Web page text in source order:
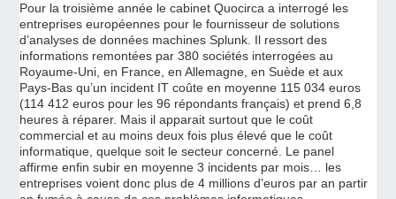
Pour la troisième année le cabinet Quocirca a interrogé les
entreprises européennes pour le fournisseur de solutions
d’analyses de données machines Splunk. Il ressort des
informations remontées par 380 sociétés interrogées au
Royaume-Uni, en France, en Allemagne, en Suède et aux
Pays-Bas qu’un incident IT coûte en moyenne 115 034 euros
(114 412 euros pour les 96 répondants français) et prend 6,8
heures à réparer. Mais il apparait surtout que le coût
commercial et au moins deux fois plus élevé que le coût
informatique, quelque soit le secteur concerné. Le panel
affirme enfin subir en moyenne 3 incidents par mois… les
entreprises voient donc plus de 4 millions d’euros par an partir